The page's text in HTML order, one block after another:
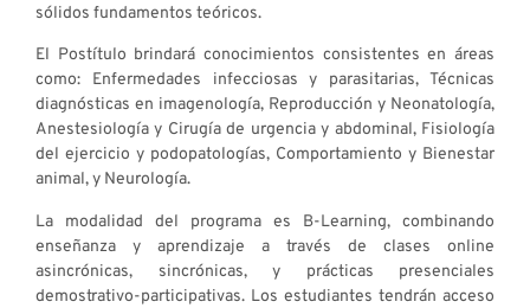
sólidos fundamentos teóricos.
El Postítulo brindará conocimientos consistentes en áreas
como: Enfermedades infecciosas y parasitarias, Técnicas
diagnósticas en imagenología, Reproducción y Neonatología,
Anestesiología y Cirugía de urgencia y abdominal, Fisiología
del ejercicio y podopatologías, Comportamiento y Bienestar
animal, y Neurología.
La modalidad del programa es B-Learning, combinando
enseñanza y aprendizaje a través de clases online
asincrónicas, sincrónicas, y prácticas presenciales
demostrativo-participativas. Los estudiantes tendrán acceso